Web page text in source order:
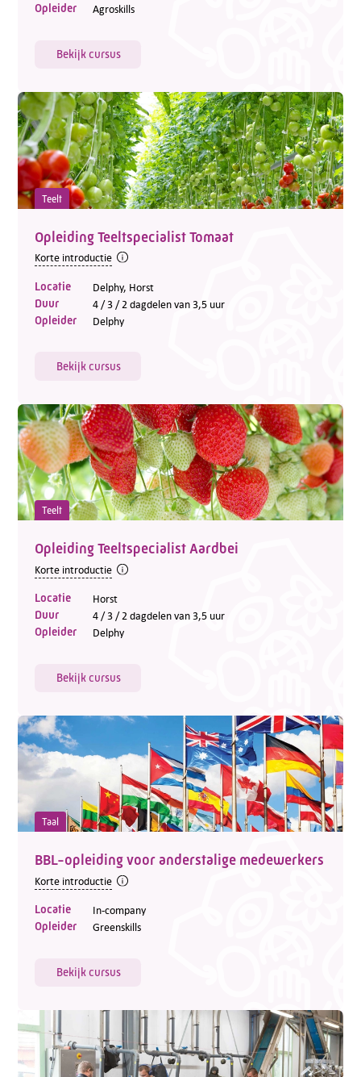
Opleider Agroskills
Bekijk cursus
Teelt
Opleiding Teeltspecialist Tomaat
Korte introductie
Locatie Delphy, Horst
Duur 4 / 3 / 2 dagdelen van 3,5 uur
Opleider Delphy
Bekijk cursus
Teelt
Opleiding Teeltspecialist Aardbei
Korte introductie
Locatie Horst
Duur 4 / 3 / 2 dagdelen van 3,5 uur
Opleider Delphy
Bekijk cursus
Taal
BBL-opleiding voor anderstalige medewerkers
Korte introductie
Locatie In-company
Opleider Greenskills
Bekijk cursus